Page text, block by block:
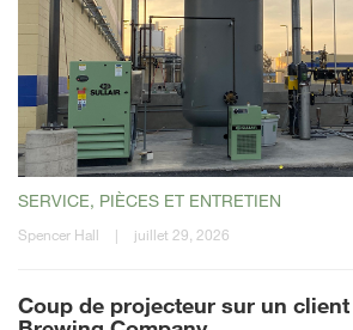
SERVICE, PIÈCES ET ENTRETIEN
Spencer Hall | juillet 29, 2026
Coup de projecteur sur un